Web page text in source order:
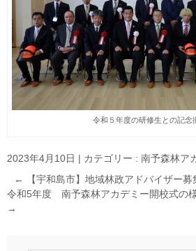
令和５年度の研修生との記念
2023年4月10日 | カテゴリー : 南予森林ア
←
【宇和島市】地域林政アドバイザー募
令和5年度 南予森林アカデミー開校式の様
→